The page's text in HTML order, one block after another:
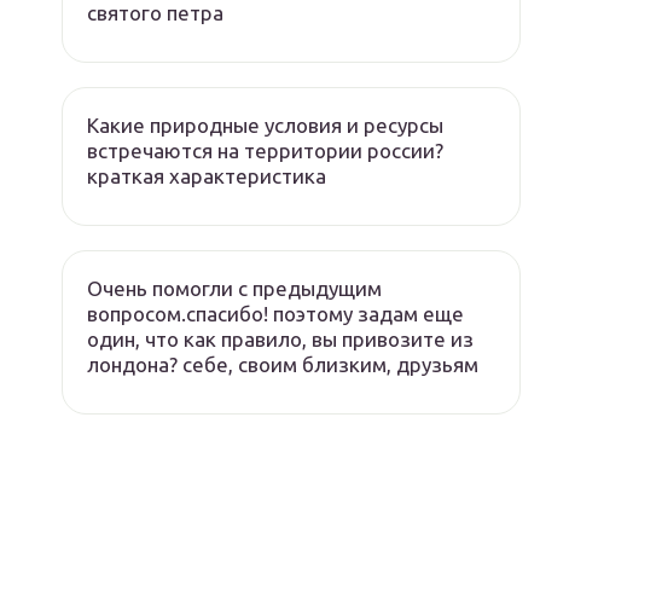
святого петра
Какие природные условия и ресурсы
встречаются на территории россии?
краткая характеристика
Очень помогли с предыдущим
вопросом.спасибо! поэтому задам еще
один, что как правило, вы привозите из
лондона? себе, своим близким, друзьям